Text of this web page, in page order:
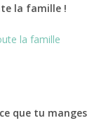
la famille !
que tu manges